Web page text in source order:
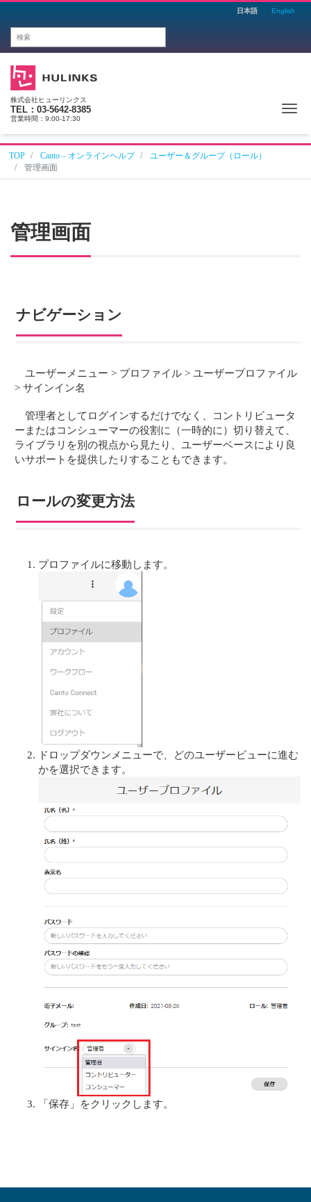
日本語 English
株式会社ヒューリンクス
TEL：03-5642-8385
営業時間：9:00-17:30
TOP Canto – オンラインヘルプ
ユーザー＆グループ（ロール）
管理画面
管理画面
ナビゲーション
ユーザーメニュー > プロファイル > ユーザープロファイル
> サインイン名
管理者としてログインするだけでなく、コントリビュータ
ーまたはコンシューマーの役割に（一時的に）切り替えて、
ライブラリを別の視点から見たり、ユーザーベースにより良
いサポートを提供したりすることもできます。
ロールの変更方法
プロファイルに移動します。
ドロップダウンメニューで、どのユーザービューに進む
かを選択できます。
「保存」をクリックします。